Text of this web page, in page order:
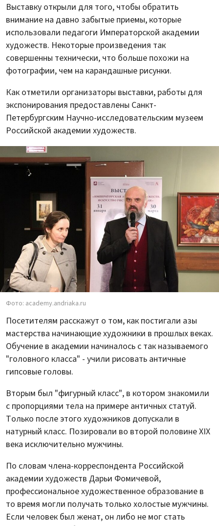
Выставку открыли для того, чтобы обратить
внимание на давно забытые приемы, которые
использовали педагоги Императорской академии
художеств. Некоторые произведения так
совершенны технически, что больше похожи на
фотографии, чем на карандашные рисунки.
Как отметили организаторы выставки, работы для
экспонирования предоставлены Санкт-
Петербургским Научно-исследовательским музеем
Российской академии художеств.
Фото: academy.andriaka.ru
Посетителям расскажут о том, как постигали азы
мастерства начинающие художники в прошлых веках.
Обучение в академии начиналось с так называемого
"головного класса" - учили рисовать античные
гипсовые головы.
Вторым был "фигурный класс", в котором знакомили
с пропорциями тела на примере античных статуй.
Только после этого художников допускали в
натурный класс. Позировали во второй половине ХIХ
века исключительно мужчины.
По словам члена-корреспондента Российской
академии художеств Дарьи Фомичевой,
профессиональное художественное образование в
то время могли получать только холостые мужчины.
Если человек был женат, он либо не мог стать